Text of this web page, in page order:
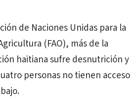
de Naciones Unidas para la
(FAO), más de la
haitiana sufre desnutrición y
personas no tienen acceso